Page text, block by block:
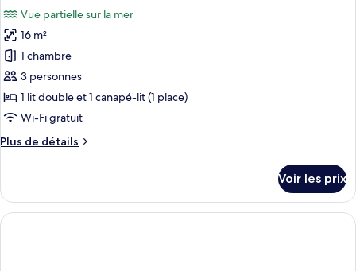
Family
Classic
room,
Sea
side
Family
les
photos
pour
ce
type
de
chambre :
Classic
side
Vue partielle sur la mer
16 m²
1 chambre
3 personnes
1 lit double et 1 canapé-lit (1 place)
Wi-Fi gratuit
Plus de détails
Plus
le
type
de
Voir les prix